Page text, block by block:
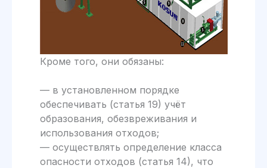
Кроме того, они обязаны:
— в установленном порядке
обеспечивать (статья 19) учёт
образования, обезвреживания и
использования отходов;
— осуществлять определение класса
опасности отходов (статья 14), что